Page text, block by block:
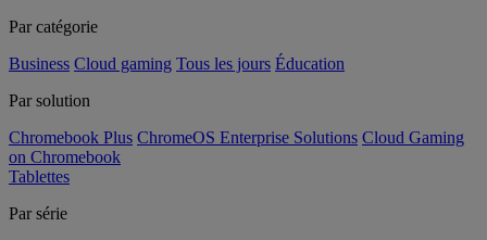
Par catégorie
Business Cloud gaming Tous les jours Éducation
Par solution
Chromebook Plus ChromeOS Enterprise Solutions Cloud Gaming
on Chromebook
Tablettes
Par série